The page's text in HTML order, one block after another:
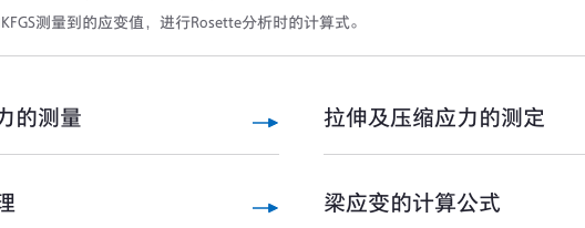
测量到的应变值，进行Rosette分析时的计算式。
的测量 拉伸及压缩应力的测定
梁应变的计算公式